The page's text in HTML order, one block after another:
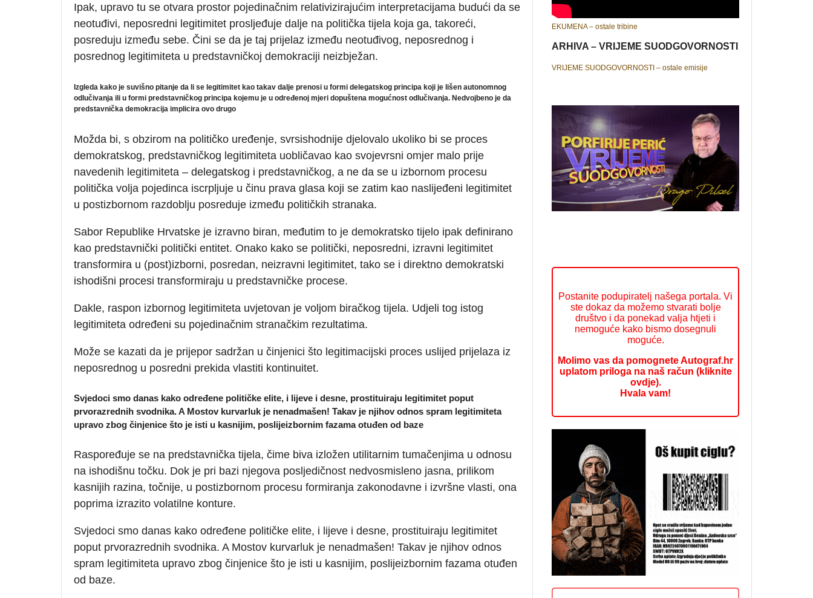
Ipak, upravo tu se otvara prostor pojedinačnim relativizirajućim interpretacijama budući da se
neotuđivi, neposredni legitimitet prosljeđuje dalje na politička tijela koja ga, takoreći,
posreduju između sebe. Čini se da je taj prijelaz između neotuđivog, neposrednog i
posrednog legitimiteta u predstavničkoj demokraciji neizbježan.
Izgleda kako je suvišno pitanje da li se legitimitet kao takav dalje prenosi u formi delegatskog principa koji je lišen autonomnog
odlučivanja ili u formi predstavničkog principa kojemu je u određenoj mjeri dopuštena mogućnost odlučivanja. Nedvojbeno je da
predstavnička demokracija implicira ovo drugo
Možda bi, s obzirom na političko uređenje, svrsishodnije djelovalo ukoliko bi se proces
demokratskog, predstavničkog legitimiteta uobličavao kao svojevrsni omjer malo prije
navedenih legitimiteta – delegatskog i predstavničkog, a ne da se u izbornom procesu
politička volja pojedinca iscrpljuje u činu prava glasa koji se zatim kao naslijeđeni legitimitet
u postizbornom razdoblju posreduje između političkih stranaka.
Sabor Republike Hrvatske je izravno biran, međutim to je demokratsko tijelo ipak definirano
kao predstavnički politički entitet. Onako kako se politički, neposredni, izravni legitimitet
transformira u (post)izborni, posredan, neizravni legitimitet, tako se i direktno demokratski
ishodišni procesi transformiraju u predstavničke procese.
Dakle, raspon izbornog legitimiteta uvjetovan je voljom biračkog tijela. Udjeli tog istog
legitimiteta određeni su pojedinačnim stranačkim rezultatima.
Može se kazati da je prijepor sadržan u činjenici što legitimacijski proces uslijed prijelaza iz
neposrednog u posredni prekida vlastiti kontinuitet.
Svjedoci smo danas kako određene političke elite, i lijeve i desne, prostituiraju legitimitet poput
prvorazrednih svodnika. A Mostov kurvarluk je nenadmašen! Takav je njihov odnos spram legitimiteta
upravo zbog činjenice što je isti u kasnijim, poslijeizbornim fazama otuđen od baze
Raspoređuje se na predstavnička tijela, čime biva izložen utilitarnim tumačenjima u odnosu
na ishodišnu točku. Dok je pri bazi njegova posljedičnost nedvosmisleno jasna, prilikom
kasnijih razina, točnije, u postizbornom procesu formiranja zakonodavne i izvršne vlasti, ona
poprima izrazito volatilne konture.
Svjedoci smo danas kako određene političke elite, i lijeve i desne, prostituiraju legitimitet
poput prvorazrednih svodnika. A Mostov kurvarluk je nenadmašen! Takav je njihov odnos
spram legitimiteta upravo zbog činjenice što je isti u kasnijim, poslijeizbornim fazama otuđen
od baze.
EKUMENA – ostale tribine
ARHIVA – VRIJEME SUODGOVORNOSTI
VRIJEME SUODGOVORNOSTI – ostale emisije
Postanite podupiratelj našega portala. Vi
ste dokaz da možemo stvarati bolje
društvo i da ponekad valja htjeti i
nemoguće kako bismo dosegnuli
moguće.
Molimo vas da pomognete Autograf.hr
uplatom priloga na naš račun (kliknite
ovdje).
Hvala vam!